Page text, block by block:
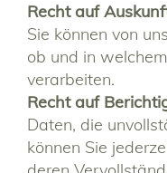
Recht auf
Sie können von
ob und in
verarbeiten.
Recht auf
Daten, die
können Sie